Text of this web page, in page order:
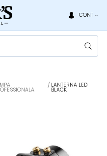
CONT
LANTERNA LED
BLACK